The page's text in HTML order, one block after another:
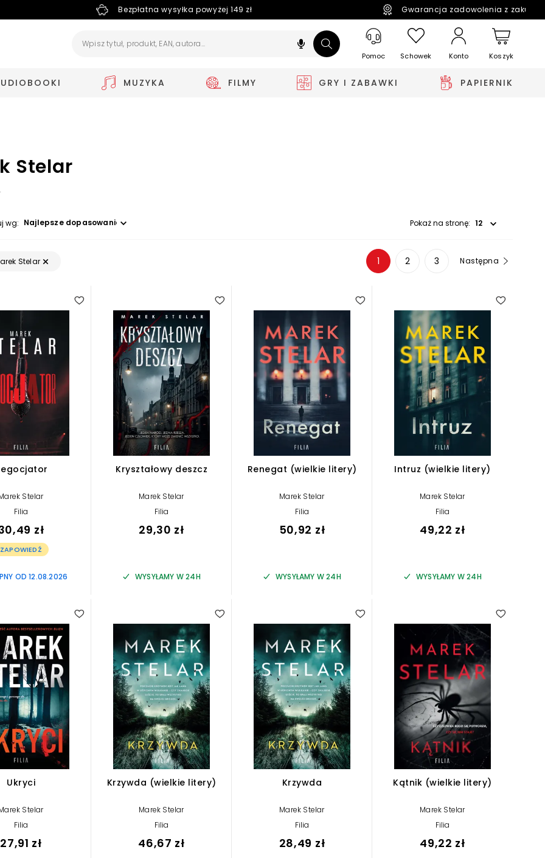
Bezpłatna wysyłka powyżej 149 zł Gwarancja zadowolenia z
Pomoc Schowek Konto Koszyk
MUZYKA FILMY GRY I ZABAWKI PAPIERNIK
Stelar
wg: Pokaż na stronę:
Stelar 1 2 3 Następna
Stelar
Filia
zł
ZAPOWIEDŹ
OD 12.08.2026
Kryształowy deszcz
Marek Stelar
Filia
29,30 zł
WYSYŁAMY W 24H
Renegat (wielkie litery)
Marek Stelar
Filia
50,92 zł
WYSYŁAMY W 24H
Intruz (wielkie litery)
Marek Stelar
Filia
49,22 zł
WYSYŁAMY W 24H
Ukryci
Stelar
Filia
27,91 zł
Krzywda (wielkie litery)
Marek Stelar
Filia
46,67 zł
Krzywda
Marek Stelar
Filia
28,49 zł
Kątnik (wielkie litery)
Marek Stelar
Filia
49,22 zł